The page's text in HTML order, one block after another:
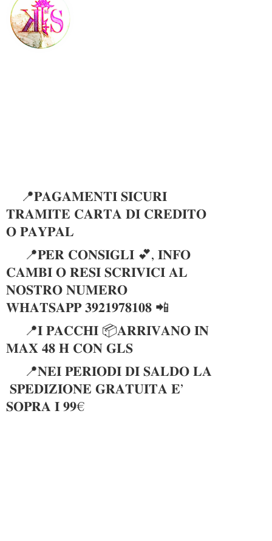
📍𝐏𝐀𝐆𝐀𝐌𝐄𝐍𝐓𝐈 𝐒𝐈𝐂𝐔𝐑𝐈
𝐓𝐑𝐀𝐌𝐈𝐓𝐄 𝐂𝐀𝐑𝐓𝐀 𝐃𝐈 𝐂𝐑𝐄𝐃𝐈𝐓𝐎
𝐎 𝐏𝐀𝐘𝐏𝐀𝐋
📍𝐏𝐄𝐑 𝐂𝐎𝐍𝐒𝐈𝐆𝐋𝐈 💕, 𝐈𝐍𝐅𝐎
𝐂𝐀𝐌𝐁𝐈 𝐎 𝐑𝐄𝐒𝐈 𝐒𝐂𝐑𝐈𝐕𝐈𝐂𝐈 𝐀𝐋
𝐍𝐎𝐒𝐓𝐑𝐎 𝐍𝐔𝐌𝐄𝐑𝐎
𝐖𝐇𝐀𝐓𝐒𝐀𝐏𝐏 𝟑𝟗𝟐𝟏𝟗𝟕𝟖𝟏𝟎𝟖 📲
📍𝐈 𝐏𝐀𝐂𝐂𝐇𝐈 📦𝐀𝐑𝐑𝐈𝐕𝐀𝐍𝐎 𝐈𝐍
𝐌𝐀𝐗 𝟒𝟖 𝐇 𝐂𝐎𝐍 𝐆𝐋𝐒
📍𝐍𝐄𝐈 𝐏𝐄𝐑𝐈𝐎𝐃𝐈 𝐃𝐈 𝐒𝐀𝐋𝐃𝐎 𝐋𝐀
𝐒𝐏𝐄𝐃𝐈𝐙𝐈𝐎𝐍𝐄 𝐆𝐑𝐀𝐓𝐔𝐈𝐓𝐀 𝐄’
𝐒𝐎𝐏𝐑𝐀 𝐈 𝟗𝟗€